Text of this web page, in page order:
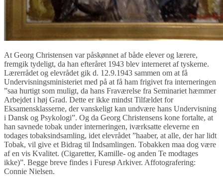
At Georg Christensen var påskønnet af både elever og lærere,
fremgik tydeligt, da han efteråret 1943 blev interneret af tyskerne.
Lærerrådet og elevrådet gik d. 12.9.1943 sammen om at få
Undervisningsministeriet med på at få ham frigivet fra interneringen
”saa hurtigt som muligt, da hans Fraværelse fra Seminariet hæmmer
Arbejdet i høj Grad. Dette er ikke mindst Tilfældet for
Eksamensklasserne, der vanskeligt kan undvære hans Undervisning
i Dansk og Psykologi”. Og da Georg Christensens kone fortalte, at
han savnede tobak under interneringen, iværksatte eleverne en
todages tobaksindsamling, idet elevrådet ”haaber, at alle, der har lidt
Tobak, vil give et Bidrag til Indsamlingen. Tobakken maa dog være
af en vis Kvalitet. (Cigaretter, Kamille- og anden Te modtages
ikke)”. Begge breve findes i Furesø Arkiver. Affotografering:
Connie Nielsen.